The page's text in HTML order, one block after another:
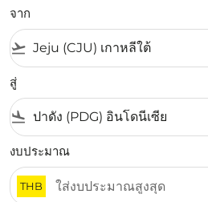
จาก
flight_takeoff
สู่
flight_land
งบประมาณ
THB